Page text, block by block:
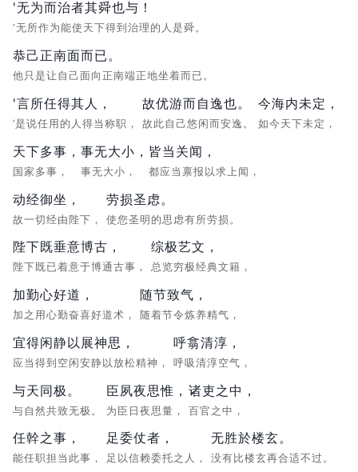
'无为而治者其舜也与！
‘无所作为能使天下得到治理的人是舜。
恭己正南面而已。
他只是让自己面向正南端正地坐着而已。
'言所任得其人，
’是说任用的人得当称职，
故优游而自逸也。
故此自己悠闲而安逸。
今海内未定，
如今天下未定，
天下多事，
国家多事，
事无大小，
事无大小，
皆当关闻，
都应当禀报以求上闻，
动经御坐，
故一切经由陛下，
劳损圣虑。
使您圣明的思虑有所劳损。
陛下既垂意博古，
陛下既已着意于博通古事，
综极艺文，
总览穷极经典文籍，
加勤心好道，
加之用心勤奋喜好道术，
随节致气，
随着节令炼养精气，
宜得闲静以展神思，
应当得到空闲安静以放松精神，
呼翕清淳，
呼吸清淳空气，
与天同极。
与自然共致无极。
臣夙夜思惟，
为臣日夜思量，
诸吏之中，
百官之中，
任幹之事，
能任职担当此事，
足委仗者，
足以信赖委托之人，
无胜於楼玄。
没有比楼玄再合适不过。